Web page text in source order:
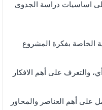
اساسيات دراسة الجدوى
الخاصة بفكرة المشروع
والتعرف على أهم الافكار
على أهم العناصر والمحاور